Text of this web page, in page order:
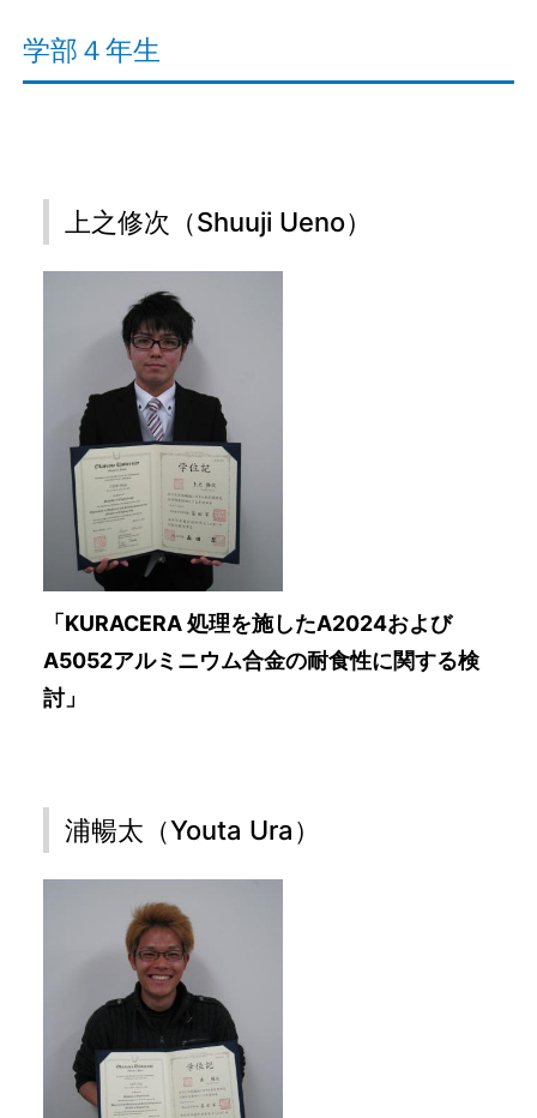
学部４年生
上之修次（Shuuji Ueno）
「KURACERA 処理を施したA2024および
A5052アルミニウム合金の耐食性に関する検
討」
浦暢太（Youta Ura）